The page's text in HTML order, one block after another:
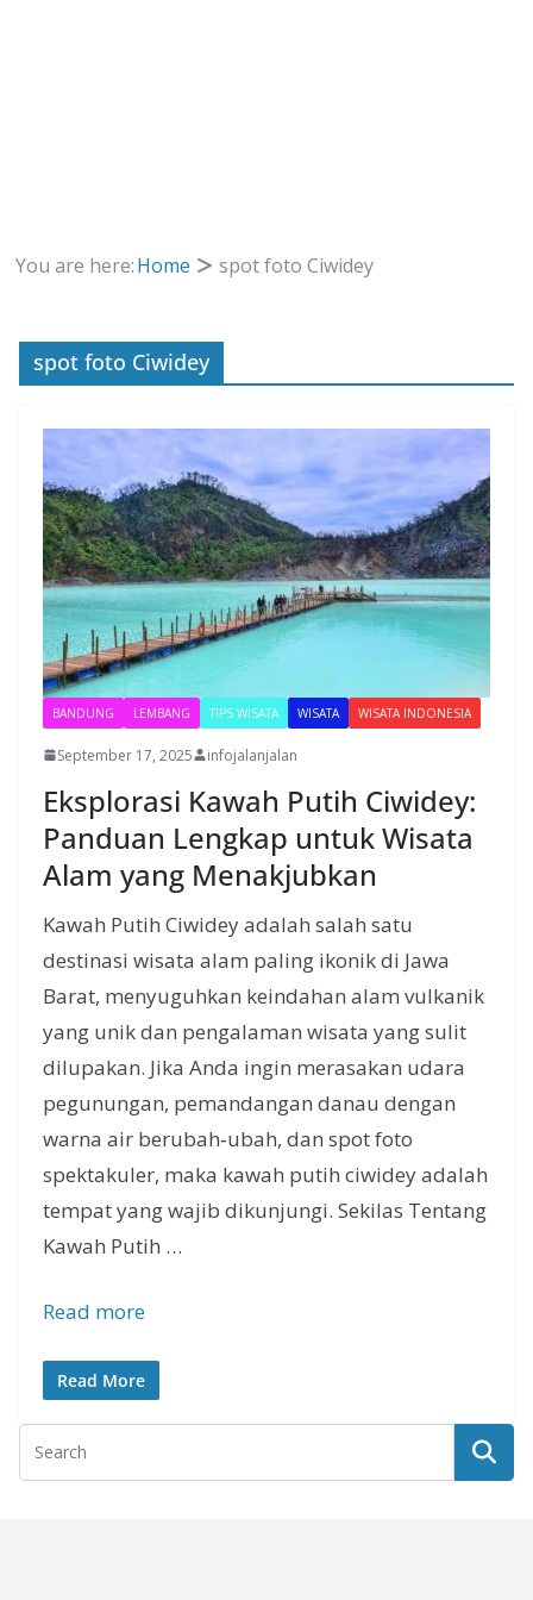
You are here:Home spot foto Ciwidey
spot foto Ciwidey
BANDUNG LEMBANG TIPS WISATA WISATA WISATA INDONESIA
September 17, 2025 infojalanjalan
Eksplorasi Kawah Putih Ciwidey:
Panduan Lengkap untuk Wisata
Alam yang Menakjubkan
Kawah Putih Ciwidey adalah salah satu
destinasi wisata alam paling ikonik di Jawa
Barat, menyuguhkan keindahan alam vulkanik
yang unik dan pengalaman wisata yang sulit
dilupakan. Jika Anda ingin merasakan udara
pegunungan, pemandangan danau dengan
warna air berubah‑ubah, dan spot foto
spektakuler, maka kawah putih ciwidey adalah
tempat yang wajib dikunjungi. Sekilas Tentang
Kawah Putih …
Read more
Read More